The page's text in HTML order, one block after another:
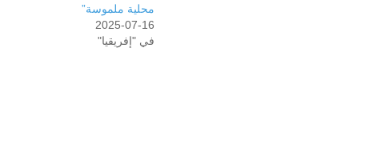
محلية ملموسة”
2025-07-16
في "إفريقيا"